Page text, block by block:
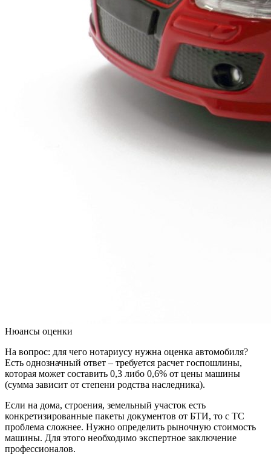
Нюансы оценки
На вопрос: для чего нотариусу нужна оценка автомобиля?
Есть однозначный ответ – требуется расчет госпошлины,
которая может составить 0,3 либо 0,6% от цены машины
(сумма зависит от степени родства наследника).
Если на дома, строения, земельный участок есть
конкретизированные пакеты документов от БТИ, то с ТС
проблема сложнее. Нужно определить рыночную стоимость
машины. Для этого необходимо экспертное заключение
профессионалов.